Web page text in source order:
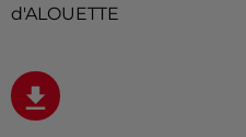
d'ALOUETTE